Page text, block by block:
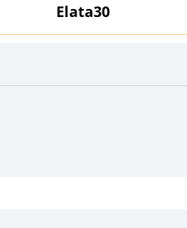
Elata30